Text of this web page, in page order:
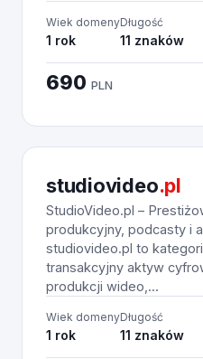
Wiek domeny
1 rok
Długość
11 znaków
690 PLN
studiovideo.pl
StudioVideo.pl –
produkcyjny, podcasty i
studiovideo.pl to
transakcyjny aktyw
produkcji wideo,...
Wiek domeny
1 rok
Długość
11 znaków